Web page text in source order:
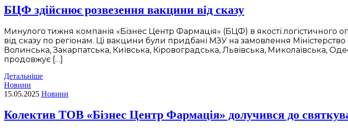
БЦФ здійснює розвезення вакцини від сказу
Минулого тижня компанія «Бізнес Центр Фармація» (БЦФ) в якості логістичного
від сказу по регіонам. Ці вакцини були придбані МЗУ на замовлення
Волинська, Закарпатська, Київська, Кіровоградська, Львівська, Миколаївська,
продовжує […]
Детальніше
Новини
15.05.2025 Новини
Колектив ТОВ «Бізнес Центр Фармація» долучився до